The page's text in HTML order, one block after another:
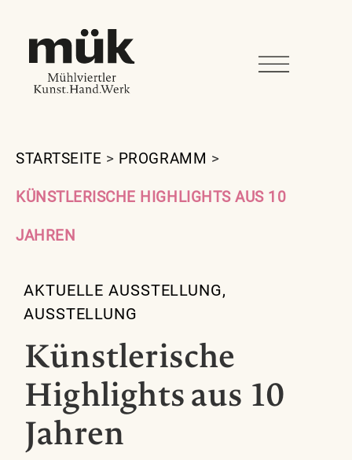
STARTSEITE > PROGRAMM >
KÜNSTLERISCHE HIGHLIGHTS AUS 10
JAHREN
AKTUELLE AUSSTELLUNG,
AUSSTELLUNG
Künstlerische
Highlights aus 10
Jahren